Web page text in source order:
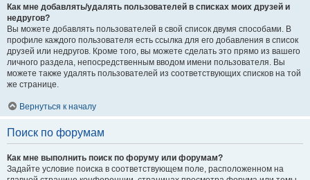
Как мне добавлять/удалять пользователей в списках моих друзей и
недругов?
Вы можете добавлять пользователей в свой список двумя способами. В
профиле каждого пользователя есть ссылка для его добавления в список
друзей или недругов. Кроме того, вы можете сделать это прямо из вашего
личного раздела, непосредственным вводом имени пользователя. Вы
можете также удалять пользователей из соответствующих списков на той
же странице.
Вернуться к началу
Поиск по форумам
Как мне выполнить поиск по форуму или форумам?
Задайте условие поиска в соответствующем поле, расположенном на